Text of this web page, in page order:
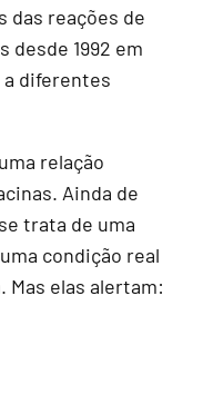
das reações de
desde 1992 em
a diferentes
relação
Ainda de
trata de uma
condição real
Mas elas alertam: